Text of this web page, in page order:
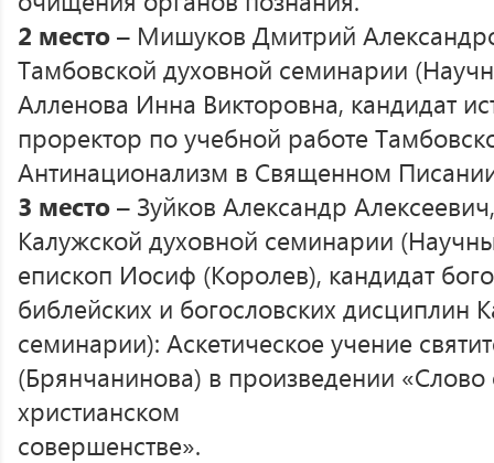
2 место– Мишуков Дмитрий
Тамбовской духовной семинарии
Алленова Инна Викторовна, кандидат
проректор по учебной работе
Антинационализм в Священном
3 место– Зуйков Александр
Калужской духовной семинарии
епископ Иосиф (Королев), кандидат
библейских и богословских дисциплин
семинарии): Аскетическое учение
(Брянчанинова) в произведении «Слово
христианском
совершенстве».